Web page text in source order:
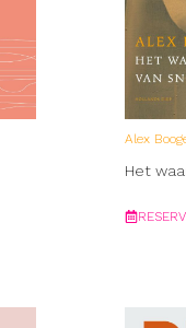
Alex
Het